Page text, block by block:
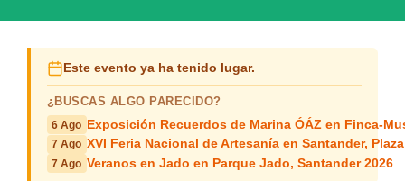
Este evento ya ha tenido lugar.
¿BUSCAS ALGO PARECIDO?
6 Ago Exposición Recuerdos de Marina ÓÁZ en Finca-
7 Ago XVI Feria Nacional de Artesanía en Santander,
7 Ago Veranos en Jado en Parque Jado, Santander 2026